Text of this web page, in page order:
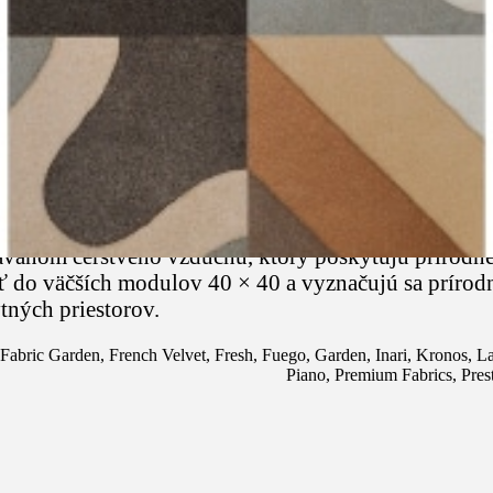
nádych.
do popredia začiatkom roku 2000,
čerstvého vzduchu, ktorý poskytujú
väčších modulov 40 × 40 a vyznačujú sa
priestorov.
Fabric Garden, French Velvet, Fresh, Fuego, Garden, Inari, Kronos,
Piano, Premium Fabrics,